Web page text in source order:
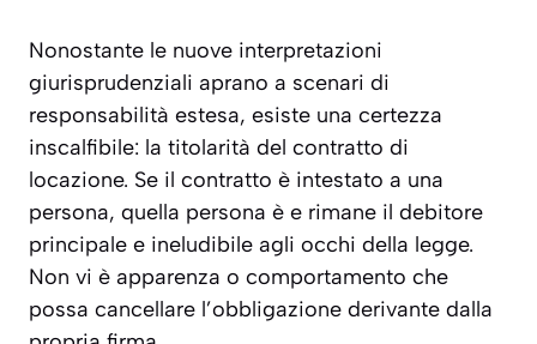
Nonostante le nuove interpretazioni
giurisprudenziali aprano a scenari di
responsabilità estesa, esiste una certezza
inscalfibile: la titolarità del contratto di
locazione. Se il contratto è intestato a una
persona, quella persona è e rimane il debitore
principale e ineludibile agli occhi della legge.
Non vi è apparenza o comportamento che
possa cancellare l’obbligazione derivante dalla